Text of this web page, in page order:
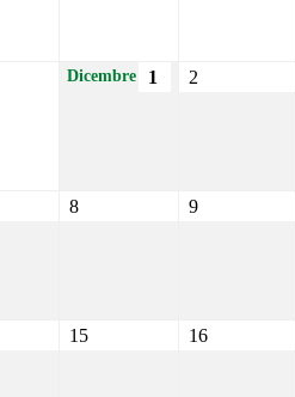
Dicembre 1 2
8 9
15 16